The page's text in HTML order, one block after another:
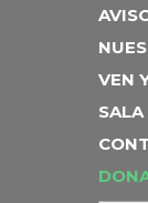
VEN
SALA